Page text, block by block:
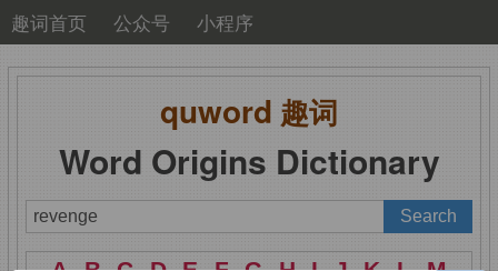
趣词首页 公众号 小程序
quword 趣词
Word Origins Dictionary